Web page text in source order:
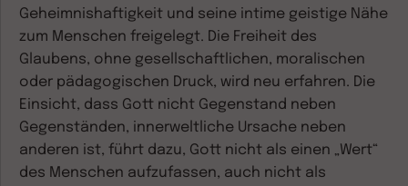
Geheimnishaftigkeit und seine intime geistige Nähe
zum Menschen freigelegt. Die Freiheit des
Glaubens, ohne gesellschaftlichen, moralischen
oder pädagogischen Druck, wird neu erfahren. Die
Einsicht, dass Gott nicht Gegenstand neben
Gegenständen, innerweltliche Ursache neben
anderen ist, führt dazu, Gott nicht als einen „Wert“
des Menschen aufzufassen, auch nicht als